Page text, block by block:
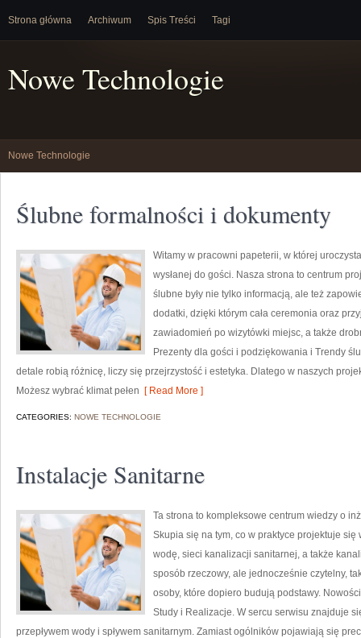
Strona główna Archiwum Spis Treści Tagi
Nowe Technologie
Nowe Technologie
Ślubne formalności i dokumenty
Witamy w pracowni papeterii, w której
wysłanej do gości. Nasza strona to centrum
ślubne były nie tylko informacją, ale też
dodatki, dzięki którym cała ceremonia oraz
zawiadomień po wizytówki miejsc, a także
Prezenty dla gości i podziękowania i Trendy
detale robią różnicę, liczy się przejrzystość i estetyka. Dlatego w naszych
Możesz wybrać klimat pełen [ Read More ]
CATEGORIES: NOWE TECHNOLOGIE
Instalacje Sanitarne
Ta strona to kompleksowe centrum wiedzy o
Skupia się na tym, co w praktyce projektuje
wodę, sieci kanalizacji sanitarnej, a także
sposób rzeczowy, ale jednocześnie czytelny,
osoby, które dopiero budują podstawy.
Study i Realizacje. W sercu serwisu znajduje
przepływem wody i spływem sanitarnym. Zamiast ogólników pojawiają się